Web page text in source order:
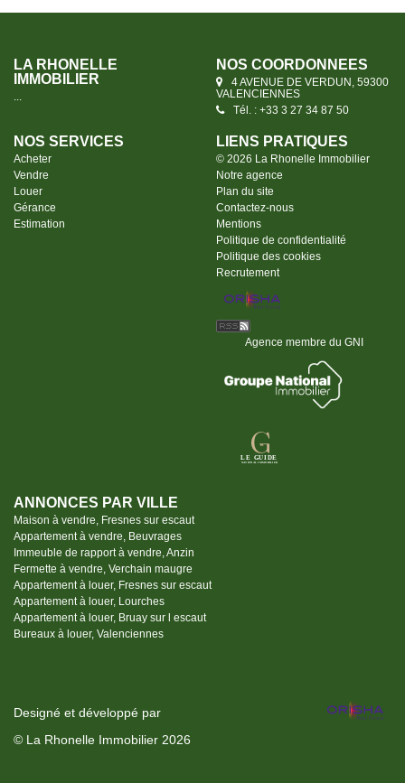
LA RHONELLE
IMMOBILIER
NOS COORDONNÉES
4 AVENUE DE VERDUN, 59300
VALENCIENNES
Tél. : +33 3 27 34 87 50
NOS SERVICES
Acheter
Vendre
Louer
Gérance
Estimation
LIENS PRATIQUES
© 2026 La Rhonelle Immobilier
Notre agence
Plan du site
Contactez-nous
Mentions
Politique de confidentialité
Politique des cookies
Recrutement
Agence membre du GNI
ANNONCES PAR VILLE
Maison à vendre, Fresnes sur escaut
Appartement à vendre, Beuvrages
Immeuble de rapport à vendre, Anzin
Fermette à vendre, Verchain maugre
Appartement à louer, Fresnes sur escaut
Appartement à louer, Lourches
Appartement à louer, Bruay sur l escaut
Bureaux à louer, Valenciennes
Designé et développé par
© La Rhonelle Immobilier 2026